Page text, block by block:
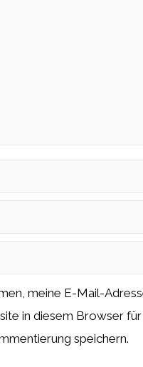
meine E-Mail-
in diesem Browser
speichern.